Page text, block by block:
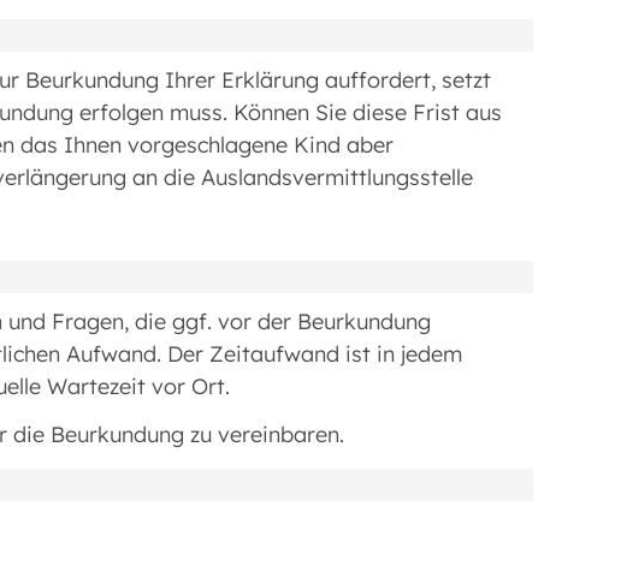
Beurkundung Ihrer Erklärung auffordert, setzt
erfolgen muss. Können Sie diese Frist aus
das Ihnen vorgeschlagene Kind aber
an die Auslandsvermittlungsstelle
Fragen, die ggf. vor der Beurkundung
Aufwand. Der Zeitaufwand ist in jedem
Wartezeit vor Ort.
die Beurkundung zu vereinbaren.